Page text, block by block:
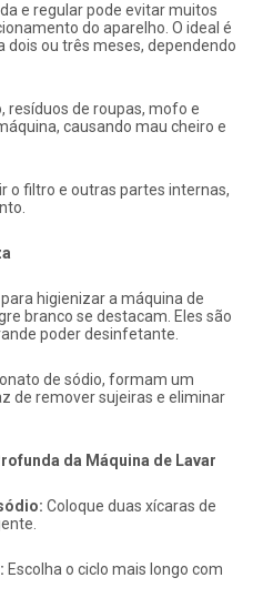
e regular pode evitar muitos
do aparelho. O ideal é
ou três meses, dependendo
resíduos de roupas, mofo e
causando mau cheiro e
o filtro e outras partes internas,
higienizar a máquina de
branco se destacam. Eles são
poder desinfetante.
de sódio, formam um
de remover sujeiras e eliminar
da Máquina de Lavar
Coloque duas xícaras de
Escolha o ciclo mais longo com